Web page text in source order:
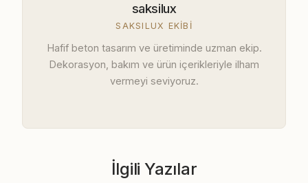
saksilux
SAKSILUX EKIBI
Hafif beton tasarım ve üretiminde uzman ekip.
Dekorasyon, bakım ve ürün içerikleriyle ilham
vermeyi seviyoruz.
İlgili Yazılar